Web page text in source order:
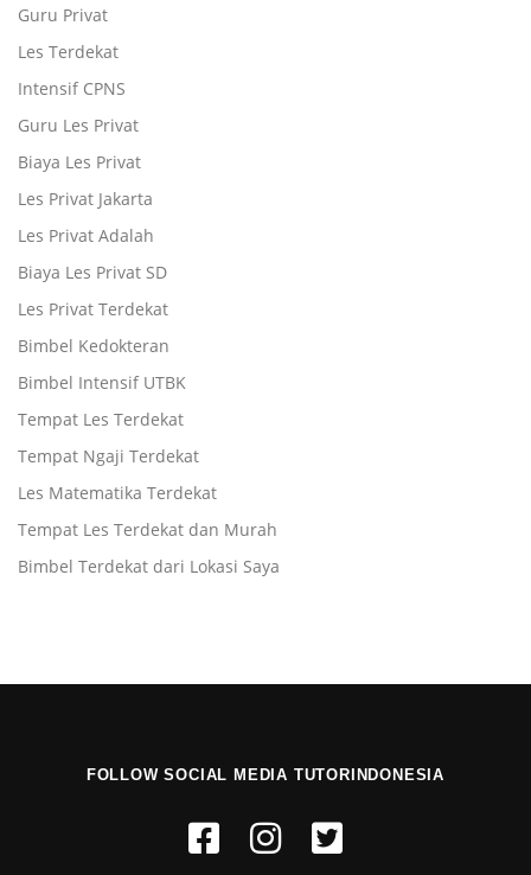
Guru Privat
Les Terdekat
Intensif CPNS
Guru Les Privat
Biaya Les Privat
Les Privat Jakarta
Les Privat Adalah
Biaya Les Privat SD
Les Privat Terdekat
Bimbel Kedokteran
Bimbel Intensif UTBK
Tempat Les Terdekat
Tempat Ngaji Terdekat
Les Matematika Terdekat
Tempat Les Terdekat dan Murah
Bimbel Terdekat dari Lokasi Saya
FOLLOW SOCIAL MEDIA TUTORINDONESIA